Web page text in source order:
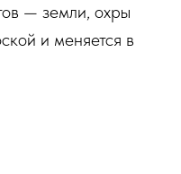
— земли, охры
и меняется в